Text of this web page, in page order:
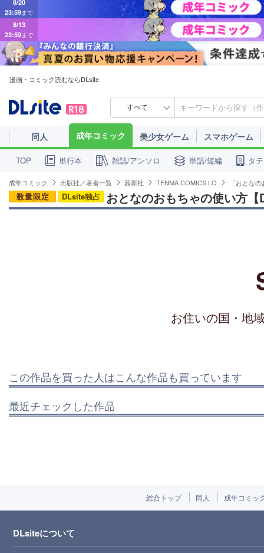
8/13
23:59まで
漫画・コミック読むならDLsite
すべて
同人 成年コミック 美少女ゲーム スマホゲーム
TOP 単行本 雑誌/アンソロ 単話/短編 タ
成年コミック 出版社／著者一覧 茜新社 TENMA COMICS LO 「おとな
数量限定 DLsite独占 おとなのおもちゃの使い方
お住いの国・地
この作品を買った人はこんな作品も買っています
最近チェックした作品
総合トップ 同人 成年コミッ
DLsiteについて